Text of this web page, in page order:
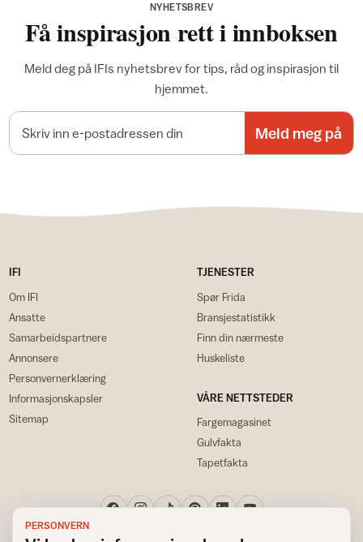
NYHETSBREV
Få inspirasjon rett i innboksen
Meld deg på IFIs nyhetsbrev for tips, råd og inspirasjon til
hjemmet.
Meld meg på
IFI
Om IFI
Ansatte
Samarbeidspartnere
Annonsere
Personvernerklæring
Informasjonskapsler
Sitemap
TJENESTER
Spør Frida
Bransjestatistikk
Finn din nærmeste
Huskeliste
VÅRE NETTSTEDER
Fargemagasinet
Gulvfakta
Tapetfakta
PERSONVERN